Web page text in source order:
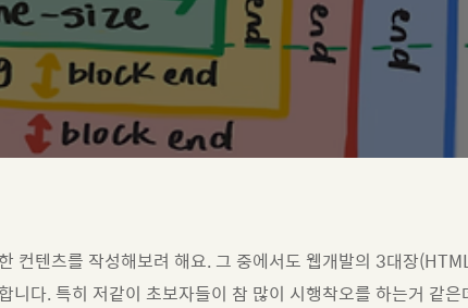
컨텐츠를 작성해보려 해요. 그 중에서도 웹개발의 3대장
니다. 특히 저같이 초보자들이 참 많이 시행착오를 하는거 같